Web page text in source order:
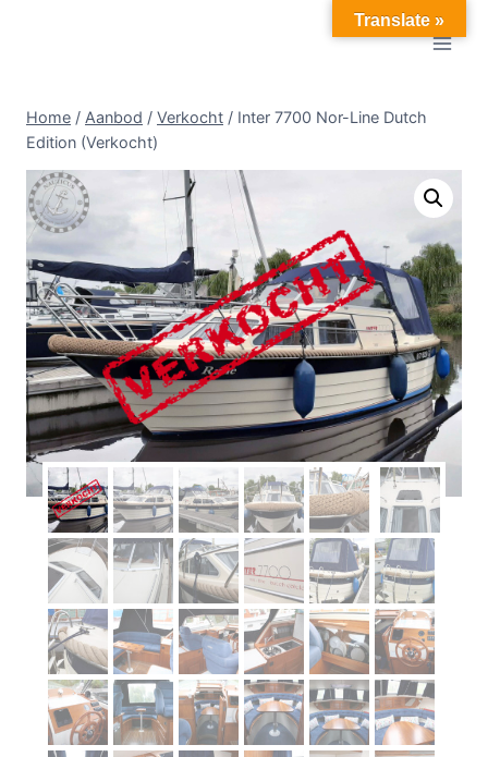
Home / Aanbod / Verkocht / Inter 7700 Nor-Line Dutch
Edition (Verkocht)
Translate »